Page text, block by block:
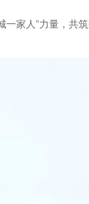
家人”力量，共